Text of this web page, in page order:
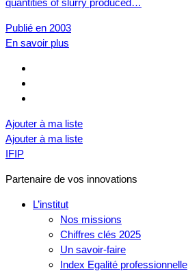
Publié en 2003
En savoir plus
Ajouter à ma liste
Ajouter à ma liste
IFIP
Partenaire de vos innovations
L’institut
Nos missions
Chiffres clés 2025
Un savoir-faire
Index Egalité professionnelle